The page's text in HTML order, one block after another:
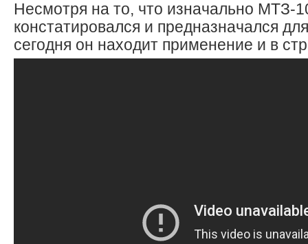
Несмотря на то, что изначально МТЗ-
констатировался и предназначался
сегодня он находит применение и в